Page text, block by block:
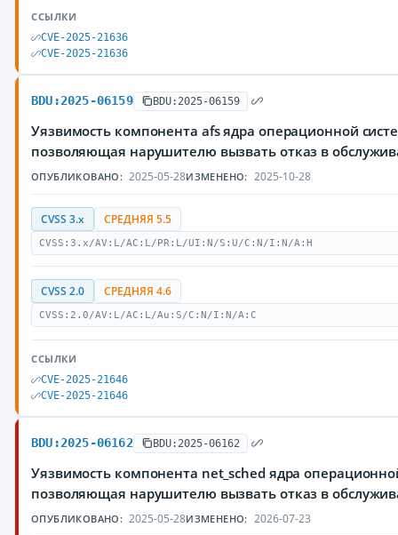
ССЫЛКИ
CVE-2025-21636
CVE-2025-21636
BDU:2025-06159 BDU:2025-06159
Уязвимость компонента afs ядра операционной
позволяющая нарушителю вызвать отказ в
ОПУБЛИКОВАНО: 2025-05-28ИЗМЕНЕНО: 2025-10-28
CVSS 3.x СРЕДНЯЯ 5.5
CVSS:3.x/AV:L/AC:L/PR:L/UI:N/S:U/C:N/I:N/A:H
CVSS 2.0 СРЕДНЯЯ 4.6
CVSS:2.0/AV:L/AC:L/Au:S/C:N/I:N/A:C
ССЫЛКИ
CVE-2025-21646
CVE-2025-21646
BDU:2025-06162 BDU:2025-06162
Уязвимость компонента net_sched ядра
позволяющая нарушителю вызвать отказ в
ОПУБЛИКОВАНО: 2025-05-28ИЗМЕНЕНО: 2026-07-23